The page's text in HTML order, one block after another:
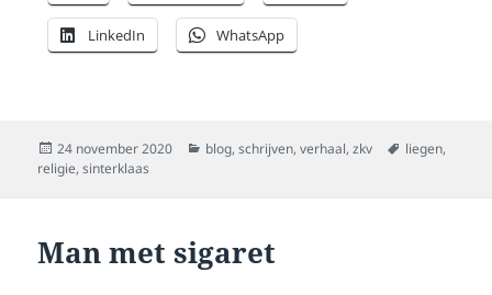
LinkedIn WhatsApp
Geplaatst
op
24 november 2020 Categorieën
blog,schrijven,verhaal,zkv Tags
liegen,
religie,sinterklaas
Man met sigaret